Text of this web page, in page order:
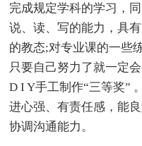
完成规定学科的学习，
说、读、写的能力，具
的教态;对专业课的一些
只要自己努力了就一定
D I Y手工制作“三等奖”
进心强、有责任感，能
协调沟通能力。